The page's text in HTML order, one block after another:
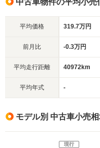
中古車物件の平均小
平均価格 319.7万円
前月比 -0.3万円
平均走行距離 40972km
平均年式 -
モデル別 中古車小売
現行